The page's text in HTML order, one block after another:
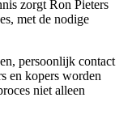
zorgt Ron Pieters
met de nodige
persoonlijk contact
en kopers worden
niet alleen